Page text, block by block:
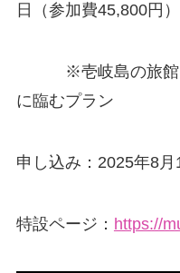
日（参加費45,800円）
※壱岐島の旅館に
に臨むプラン
申し込み：2025年8
特設ページ： https://